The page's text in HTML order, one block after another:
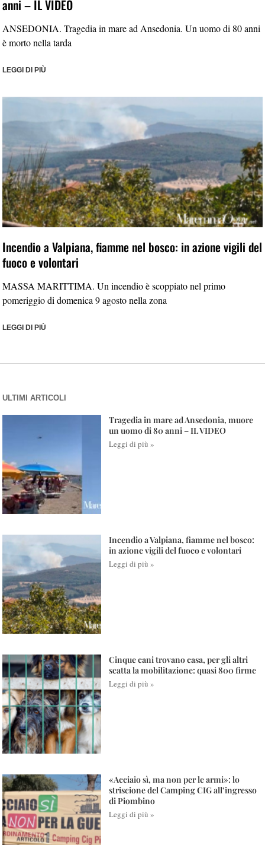
anni – IL VIDEO
ANSEDONIA. Tragedia in mare ad Ansedonia. Un uomo di 80 anni
è morto nella tarda
LEGGI DI PIÙ
Incendio a Valpiana, fiamme nel bosco: in azione vigili del
fuoco e volontari
MASSA MARITTIMA. Un incendio è scoppiato nel primo
pomeriggio di domenica 9 agosto nella zona
LEGGI DI PIÙ
ULTIMI ARTICOLI
Tragedia in mare ad Ansedonia, muore
un uomo di 80 anni – IL VIDEO
Leggi di più »
Incendio a Valpiana, fiamme nel bosco:
in azione vigili del fuoco e volontari
Leggi di più »
Cinque cani trovano casa, per gli altri
scatta la mobilitazione: quasi 800 firme
Leggi di più »
«Acciaio sì, ma non per le armi»: lo
striscione del Camping CIG all’ingresso
di Piombino
Leggi di più »